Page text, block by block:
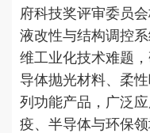
府科技奖评审委员
液改性与结构调控
维工业化技术难题
导体抛光材料、柔
列功能产品，广泛
疫、半导体与环保